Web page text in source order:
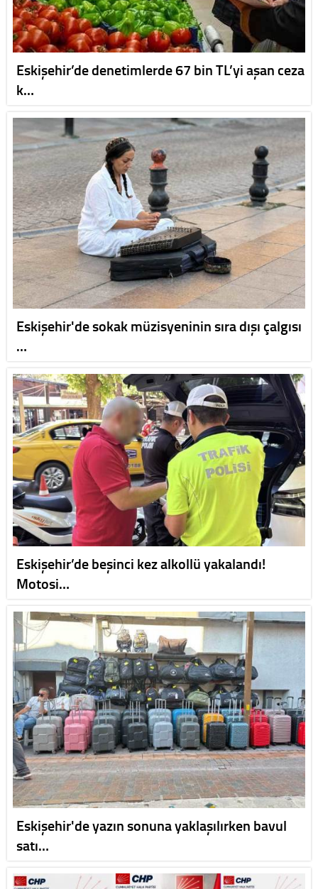
Eskişehir’de denetimlerde 67 bin TL’yi aşan ceza
k…
Eskişehir'de sokak müzisyeninin sıra dışı çalgısı
…
Eskişehir’de beşinci kez alkollü yakalandı!
Motosi…
Eskişehir'de yazın sonuna yaklaşılırken bavul
satı…